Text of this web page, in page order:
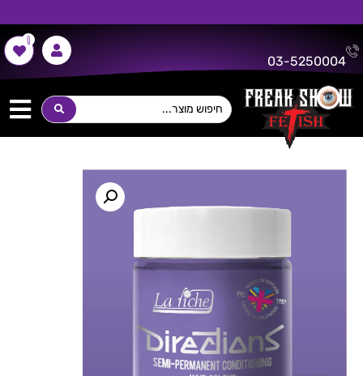
משלוח חינם על כל רכישה מעל 300 ש"ח!
03-5250004
0